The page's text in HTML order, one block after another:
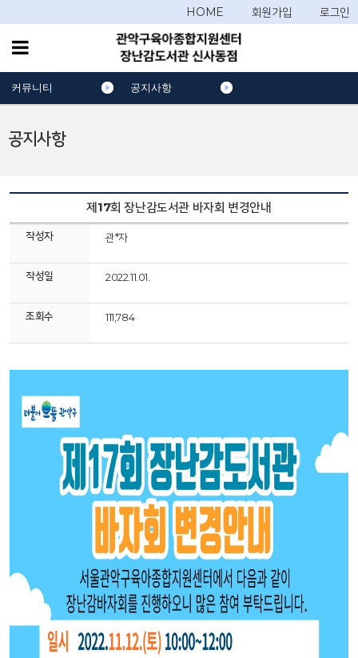
HOME 회원가입 로그인
공지사항
커뮤니티 공지사항
제17회 장난감도서관 바자회 변경안내
작성자 관*자
작성일 2022.11.01.
조회수 111,784